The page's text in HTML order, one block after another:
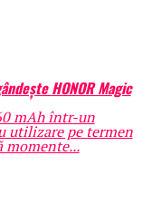
HONOR Magic
mAh într-un
utilizare pe termen
momente...